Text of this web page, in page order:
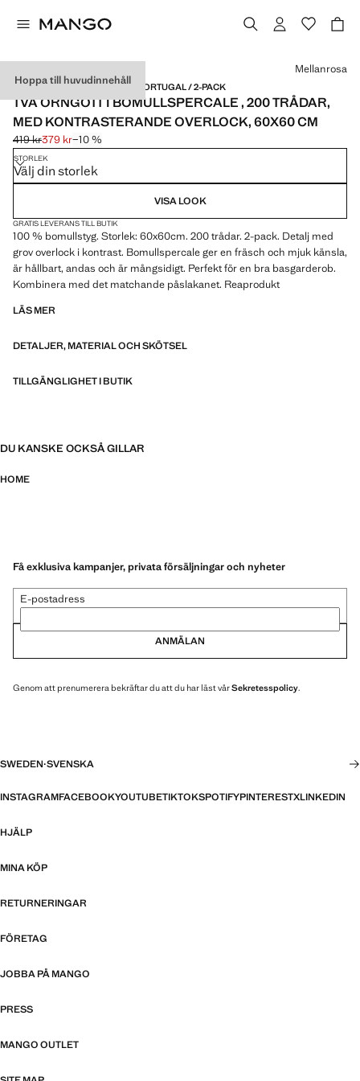
Hoppa till huvudinnehåll
PERCALEBOMULL / MADE IN PORTUGAL / 2-PACK
TVÅ ÖRNGOTT I BOMULLSPERCALE , 200 TRÅDAR,
MED KONTRASTERANDE OVERLOCK, 60X60 CM
Ursprungligt pris överstruket [419 kr ]
419 kr
Gällande pris [379 kr ]
379 kr−10 %
Välj en färg
Mellanrosa
STORLEK
Välj din storlek
VISA LOOK
GRATIS LEVERANS TILL BUTIK
100 % bomullstyg. Storlek: 60x60cm. 200 trådar. 2-pack. Detalj med
grov overlock i kontrast. Bomullspercale ger en fräsch och mjuk känsla,
är hållbart, andas och är mångsidigt. Perfekt för en bra basgarderob.
Kombinera med det matchande påslakanet. Reaprodukt
LÄS MER
DETALJER, MATERIAL OCH SKÖTSEL
TILLGÄNGLIGHET I BUTIK
DU KANSKE OCKSÅ GILLAR
HOME
Få exklusiva kampanjer, privata försäljningar och nyheter
E-postadress
ANMÄLAN
Genom att prenumerera bekräftar du att du har läst vårSekretesspolicy.
SWEDEN·SVENSKA
INSTAGRAMFACEBOOKYOUTUBETIKTOKSPOTIFYPINTERESTXLINKEDIN
HJÄLP
MINA KÖP
RETURNERINGAR
FÖRETAG
JOBBA PÅ MANGO
PRESS
MANGO OUTLET